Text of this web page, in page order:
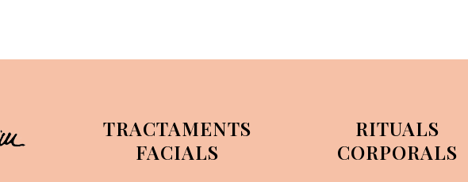
TRACTAMENTS
FACIALS
RITUALS
CORPORALS